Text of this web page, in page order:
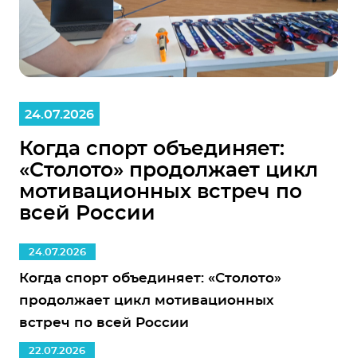
24.07.2026
Когда спорт объединяет:
«Столото» продолжает цикл
мотивационных встреч по
всей России
24.07.2026
Когда спорт объединяет: «Столото»
продолжает цикл мотивационных
встреч по всей России
22.07.2026